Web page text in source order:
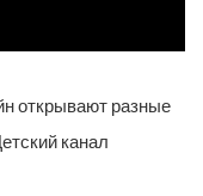
открывают разные
канал